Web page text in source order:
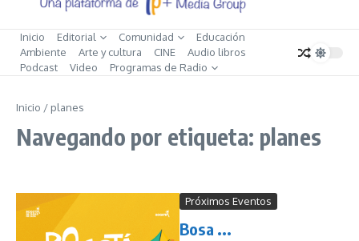
Inicio Editorial Comunidad
Educación
Ambiente
Arte y cultura CINE
Audio libros
Podcast
Video Programas de Radio
Inicio / planes
Navegando por etiqueta: planes
Próximos Eventos
Bosa ...